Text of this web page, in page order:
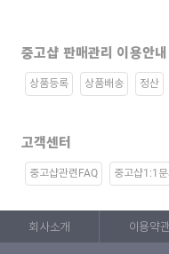
중고샵 판매관리 이용안내
상품등록 상품배송 정산
고객센터
중고샵관련FAQ 중고샵1:1문
회사소개 이용약관